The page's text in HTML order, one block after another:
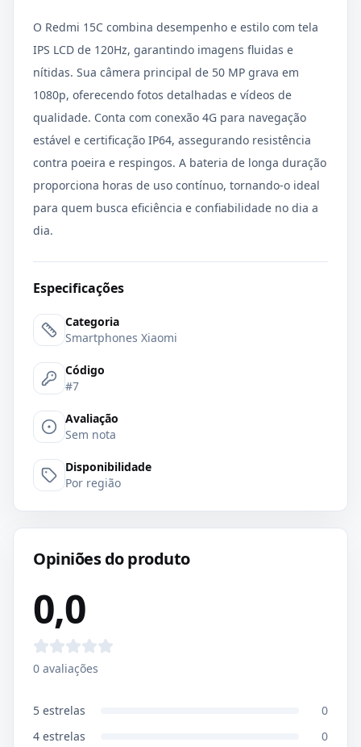
O Redmi 15C combina desempenho e estilo com tela
IPS LCD de 120Hz, garantindo imagens fluidas e
nítidas. Sua câmera principal de 50 MP grava em
1080p, oferecendo fotos detalhadas e vídeos de
qualidade. Conta com conexão 4G para navegação
estável e certificação IP64, assegurando resistência
contra poeira e respingos. A bateria de longa duração
proporciona horas de uso contínuo, tornando-o ideal
para quem busca eficiência e confiabilidade no dia a
dia.
Especificações
Categoria
Smartphones Xiaomi
Código
#7
Avaliação
Sem nota
Disponibilidade
Por região
Opiniões do produto
0,0
0 avaliações
5 estrelas
0
4 estrelas 0